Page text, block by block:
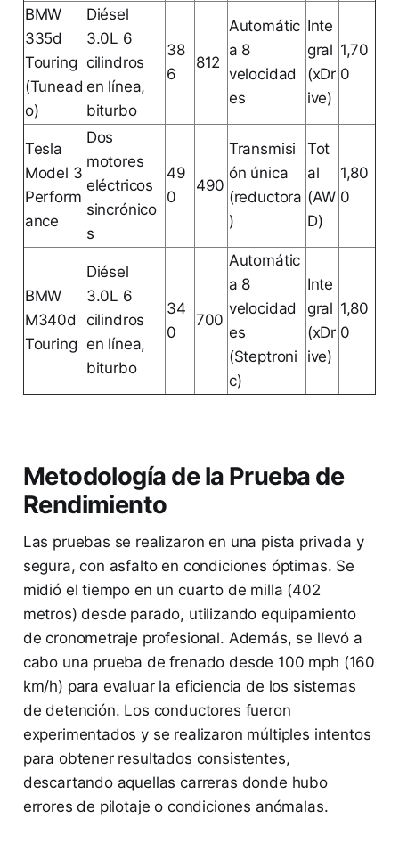
BMW
335d
Touring
(Tunead
o)
Diésel
3.0L 6
cilindros
en línea,
biturbo
38
6
812
Automátic
a 8
velocidad
es
Inte
gral
(xDr
ive)
1,70
0
Tesla
Model 3
Perform
ance
Dos
motores
eléctricos
sincrónico
s
49
0
490
Transmisi
ón única
(reductora
)
Tot
al
(AW
D)
1,80
0
BMW
M340d
Touring
Diésel
3.0L 6
cilindros
en línea,
biturbo
34
0
700
Automátic
a 8
velocidad
es
(Steptroni
c)
Inte
gral
(xDr
ive)
1,80
0
Metodología de la Prueba de
Rendimiento
Las pruebas se realizaron en una pista privada y
segura, con asfalto en condiciones óptimas. Se
midió el tiempo en un cuarto de milla (402
metros) desde parado, utilizando equipamiento
de cronometraje profesional. Además, se llevó a
cabo una prueba de frenado desde 100 mph (160
km/h) para evaluar la eficiencia de los sistemas
de detención. Los conductores fueron
experimentados y se realizaron múltiples intentos
para obtener resultados consistentes,
descartando aquellas carreras donde hubo
errores de pilotaje o condiciones anómalas.